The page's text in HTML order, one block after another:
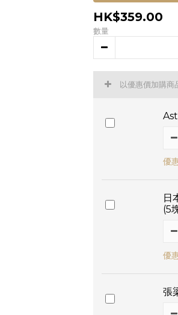
HK$359.00
數量
以優惠價加購商
優
日
(5
優
張